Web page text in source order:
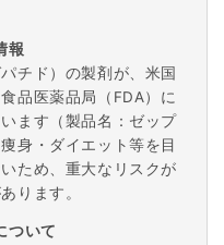
報
チド）の製剤が、米国
品医薬品局（FDA）に
ます（製品名：ゼップ
身・ダイエット等を目
ため、重大なリスクが
ります。
ついて